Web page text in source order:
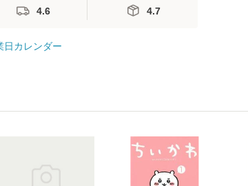
4.6 4.7
日カレンダー